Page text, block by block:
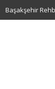
Başakşehir